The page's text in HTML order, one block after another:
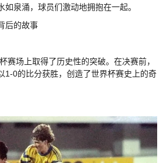
泉涌，球员们激动地拥抱在一起。
后的故事
赛场上取得了历史性的突破。在决赛前，
1-0的比分获胜，创造了世界杯赛史上的奇